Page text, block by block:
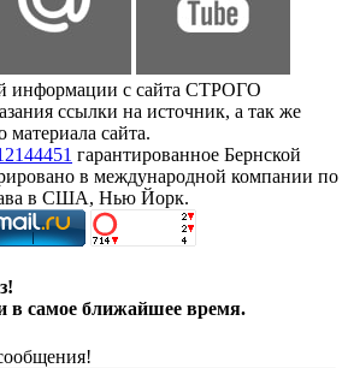
информации с сайта СТРОГО
ссылки на источник, а так же
материала сайта.
гарантированное Бернской
в международной компании по
в США, Нью Йорк.
самое ближайшее время.